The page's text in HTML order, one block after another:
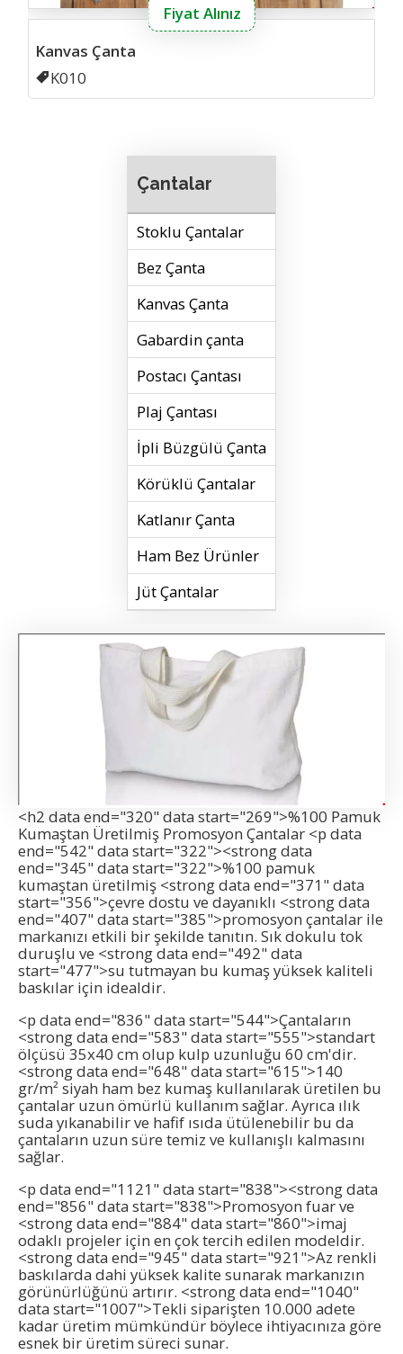
Fiyat Alınız
Kanvas Çanta
Kodu
K010
Çantalar
Stoklu Çantalar
Bez Çanta
Kanvas Çanta
Gabardin çanta
Postacı Çantası
Plaj Çantası
İpli Büzgülü Çanta
Körüklü Çantalar
Katlanır Çanta
Ham Bez Ürünler
Jüt Çantalar
Pamuk çanta
<h2 data end="320" data start="269">%100 Pamuk
Kumaştan Üretilmiş Promosyon Çantalar <p data
end="542" data start="322"><strong data
end="345" data start="322">%100 pamuk
kumaştan üretilmiş <strong data end="371" data
start="356">çevre dostu ve dayanıklı <strong data
end="407" data start="385">promosyon çantalar ile
markanızı etkili bir şekilde tanıtın. Sık dokulu tok
duruşlu ve <strong data end="492" data
start="477">su tutmayan bu kumaş yüksek kaliteli
baskılar için idealdir.
<p data end="836" data start="544">Çantaların
<strong data end="583" data start="555">standart
ölçüsü 35x40 cm olup kulp uzunluğu 60 cm'dir.
<strong data end="648" data start="615">140
gr/m² siyah ham bez kumaş kullanılarak üretilen bu
çantalar uzun ömürlü kullanım sağlar. Ayrıca ılık
suda yıkanabilir ve hafif ısıda ütülenebilir bu da
çantaların uzun süre temiz ve kullanışlı kalmasını
sağlar.
<p data end="1121" data start="838"><strong data
end="856" data start="838">Promosyon fuar ve
<strong data end="884" data start="860">imaj
odaklı projeler için en çok tercih edilen modeldir.
<strong data end="945" data start="921">Az renkli
baskılarda dahi yüksek kalite sunarak markanızın
görünürlüğünü artırır. <strong data end="1040"
data start="1007">Tekli siparişten 10.000 adete
kadar üretim mümkündür böylece ihtiyacınıza göre
esnek bir üretim süreci sunar.